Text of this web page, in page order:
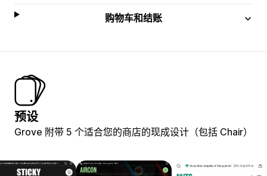
购物车和结账
预设
Grove 附带 5 个适合您的商店的现成设计（包括 Chair）